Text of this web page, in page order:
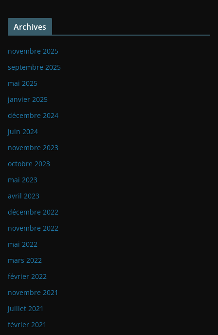
Archives
novembre 2025
septembre 2025
mai 2025
janvier 2025
décembre 2024
juin 2024
novembre 2023
octobre 2023
mai 2023
avril 2023
décembre 2022
novembre 2022
mai 2022
mars 2022
février 2022
novembre 2021
juillet 2021
février 2021